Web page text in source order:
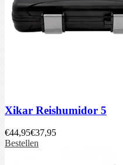
Xikar Reishumidor 5
€44,95€37,95
Bestellen